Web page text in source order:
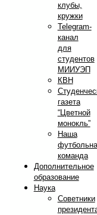
клубы,
кружки
Telegram-
канал
для
студентов
МИИУЭП
КВН
газета
“Цветной
монокль”
Наша
команда
Дополнительное
образование
Наука
Советники